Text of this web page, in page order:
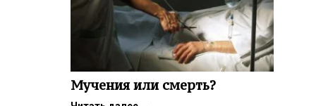
Мучения или смерть?